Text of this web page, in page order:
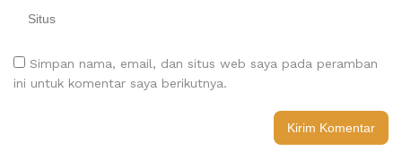
Simpan nama, email, dan situs web saya pada peramban
ini untuk komentar saya berikutnya.